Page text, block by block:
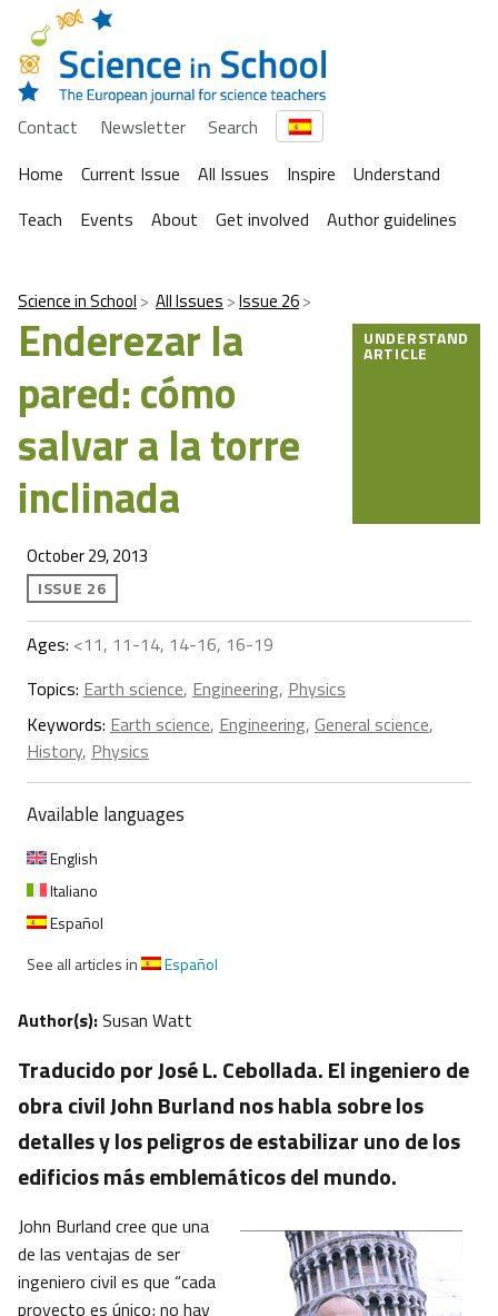
Contact Newsletter
Search
Home
Current Issue All Issues Inspire
Understand
Teach
Events About Get involved Author guidelines
Science in School All Issues Issue 26
Enderezar la
pared: cómo
salvar a la torre
inclinada
UNDERSTAND
ARTICLE
October 29, 2013
ISSUE 26
Ages: <11, 11-14, 14-16, 16-19
Topics: Earth science, Engineering, Physics
Keywords: Earth science, Engineering, General science,
History, Physics
Available languages
English
Italiano
Español
See all articles in
Español
Author(s):Susan Watt
Traducido por José L. Cebollada. El ingeniero de
obra civil John Burland nos habla sobre los
detalles y los peligros de estabilizar uno de los
edificios más emblemáticos del mundo.
John Burland cree que una
de las ventajas de ser
ingeniero civil es que “cada
proyecto es único; no hay